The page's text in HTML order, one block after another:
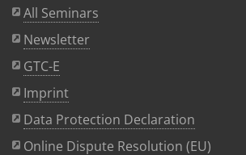
All Seminars
Newsletter
GTC-E
Imprint
Data Protection Declaration
Online Dispute Resolution (EU)